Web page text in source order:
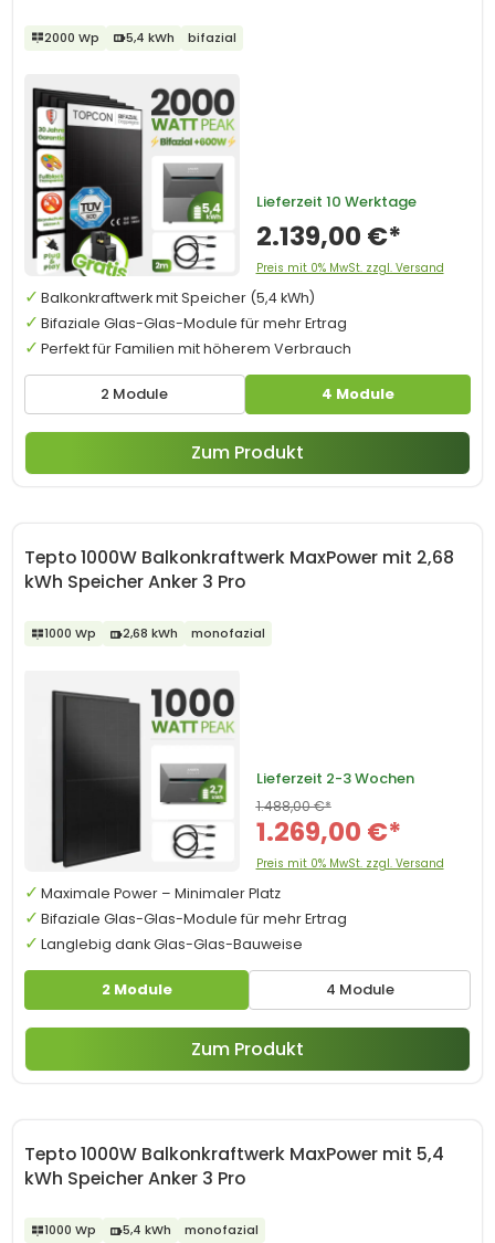
2000 Wp 5,4 kWh bifazial
2 Module 4 Module
Lieferzeit 10 Werktage
2.139,00 €*
Preis mit 0% MwSt. zzgl. Versand
Balkonkraftwerk mit Speicher (5,4 kWh)
Bifaziale Glas-Glas-Module für mehr Ertrag
Perfekt für Familien mit höherem Verbrauch
Zum Produkt
Tepto 1000W Balkonkraftwerk MaxPower mit 2,68
kWh Speicher Anker 3 Pro
1000 Wp 2,68 kWh monofazial
2 Module 4 Module
Lieferzeit 2-3 Wochen
1.269,00 €*
1.488,00 €*
Preis mit 0% MwSt. zzgl. Versand
Maximale Power – Minimaler Platz
Bifaziale Glas-Glas-Module für mehr Ertrag
Langlebig dank Glas-Glas-Bauweise
Zum Produkt
Tepto 1000W Balkonkraftwerk MaxPower mit 5,4
kWh Speicher Anker 3 Pro
1000 Wp 5,4 kWh monofazial